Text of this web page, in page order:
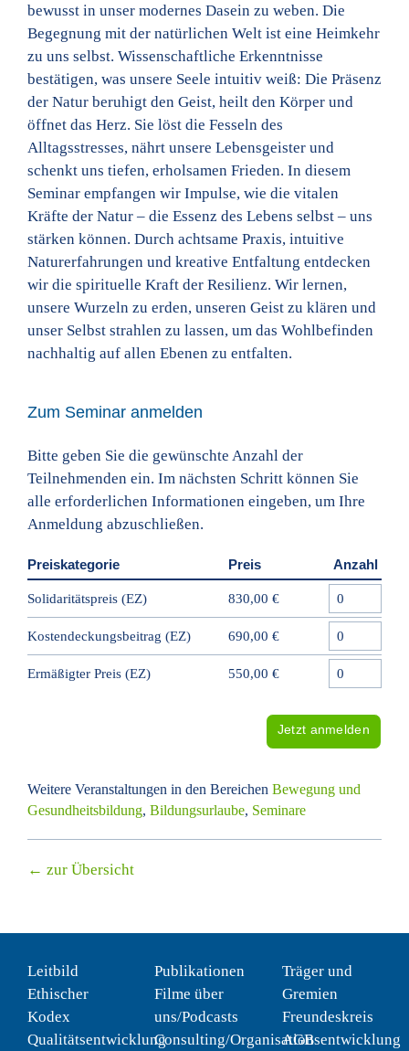
bewusst in unser modernes Dasein zu weben. Die
Begegnung mit der natürlichen Welt ist eine Heimkehr
zu uns selbst. Wissenschaftliche Erkenntnisse
bestätigen, was unsere Seele intuitiv weiß: Die Präsenz
der Natur beruhigt den Geist, heilt den Körper und
öffnet das Herz. Sie löst die Fesseln des
Alltagsstresses, nährt unsere Lebensgeister und
schenkt uns tiefen, erholsamen Frieden. In diesem
Seminar empfangen wir Impulse, wie die vitalen
Kräfte der Natur – die Essenz des Lebens selbst – uns
stärken können. Durch achtsame Praxis, intuitive
Naturerfahrungen und kreative Entfaltung entdecken
wir die spirituelle Kraft der Resilienz. Wir lernen,
unsere Wurzeln zu erden, unseren Geist zu klären und
unser Selbst strahlen zu lassen, um das Wohlbefinden
nachhaltig auf allen Ebenen zu entfalten.
Zum Seminar anmelden
Bitte geben Sie die gewünschte Anzahl der
Teilnehmenden ein. Im nächsten Schritt können Sie
alle erforderlichen Informationen eingeben, um Ihre
Anmeldung abzuschließen.
Preiskategorie Preis Anzahl
Solidaritätspreis (EZ) 830,00 €
Kostendeckungsbeitrag (EZ) 690,00 €
Ermäßigter Preis (EZ) 550,00 €
Jetzt anmelden
Weitere Veranstaltungen in den Bereichen Bewegung und
Gesundheitsbildung, Bildungsurlaube, Seminare
← zur Übersicht
Leitbild
Ethischer
Kodex
Qualitätsentwicklung
Publikationen
Filme über
uns/Podcasts
Consulting/Organisationsentwicklung
Träger und
Gremien
Freundeskreis
AGB